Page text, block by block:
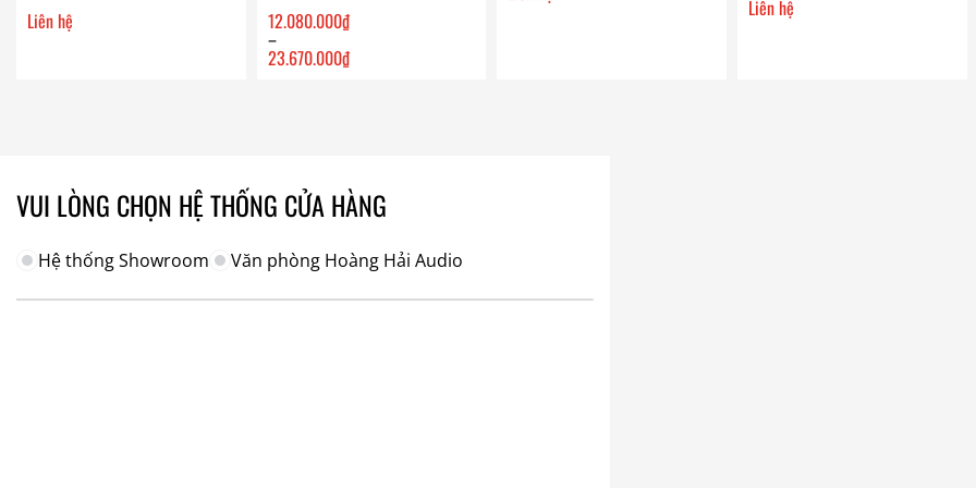
Liên hệ 12.080.000₫
–
23.670.000₫
Liên hệ
VUI LÒNG CHỌN HỆ THỐNG CỬA HÀNG
Hệ thống Showroom Văn phòng Hoàng Hải Audio